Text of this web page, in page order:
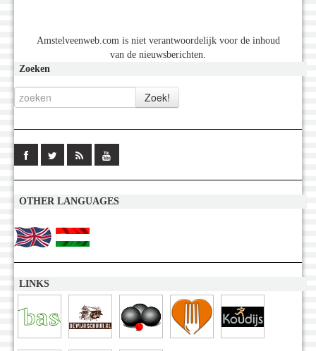
Amstelveenweb.com is niet verantwoordelijk voor de inhoud
van de nieuwsberichten.
Zoeken
OTHER LANGUAGES
LINKS